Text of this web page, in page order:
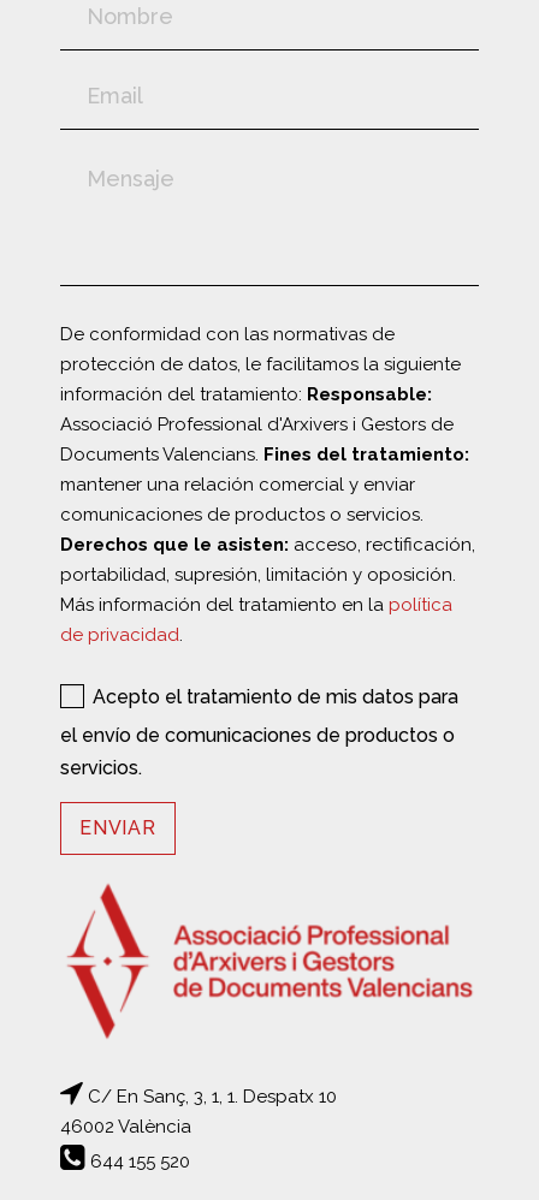
De conformidad con las normativas de
protección de datos, le facilitamos la siguiente
información del tratamiento: Responsable:
Associació Professional d'Arxivers i Gestors de
Documents Valencians. Fines del tratamiento:
mantener una relación comercial y enviar
comunicaciones de productos o servicios.
Derechos que le asisten: acceso, rectificación,
portabilidad, supresión, limitación y oposición.
Más información del tratamiento en la política
de privacidad.
Acepto el tratamiento de mis datos para
el envío de comunicaciones de productos o
servicios.
C/ En Sanç, 3, 1, 1. Despatx 10
46002 València
644 155 520